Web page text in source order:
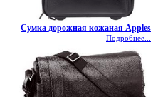
Сумка дорожная кожаная Apples
Подробнее...